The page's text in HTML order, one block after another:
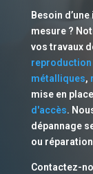
Besoin
mesure ?
vos travaux
reproduction
métalliques,
mise en
d'accès.
dépannage
ou
Contactez-